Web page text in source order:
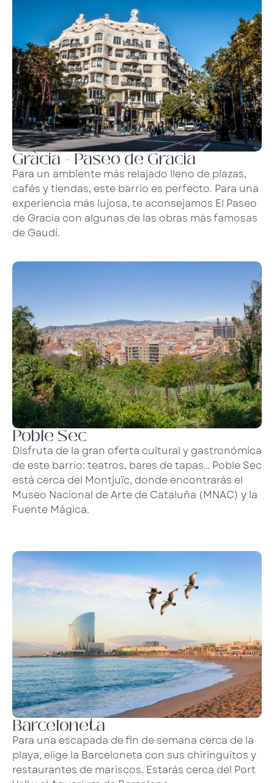
Gràcia - Paseo de Gracia
Para un ambiente más relajado lleno de plazas,
cafés y tiendas, este barrio es perfecto. Para una
experiencia más lujosa, te aconsejamos El Paseo
de Gracia con algunas de las obras más famosas
de Gaudí.
Poble Sec
Disfruta de la gran oferta cultural y gastronómica
de este barrio: teatros, bares de tapas… Poble Sec
está cerca del Montjuïc, donde encontrarás el
Museo Nacional de Arte de Cataluña (MNAC) y la
Fuente Mágica.
Barceloneta
Para una escapada de fin de semana cerca de la
playa, elige la Barceloneta con sus chiringuitos y
restaurantes de mariscos. Estarás cerca del Port